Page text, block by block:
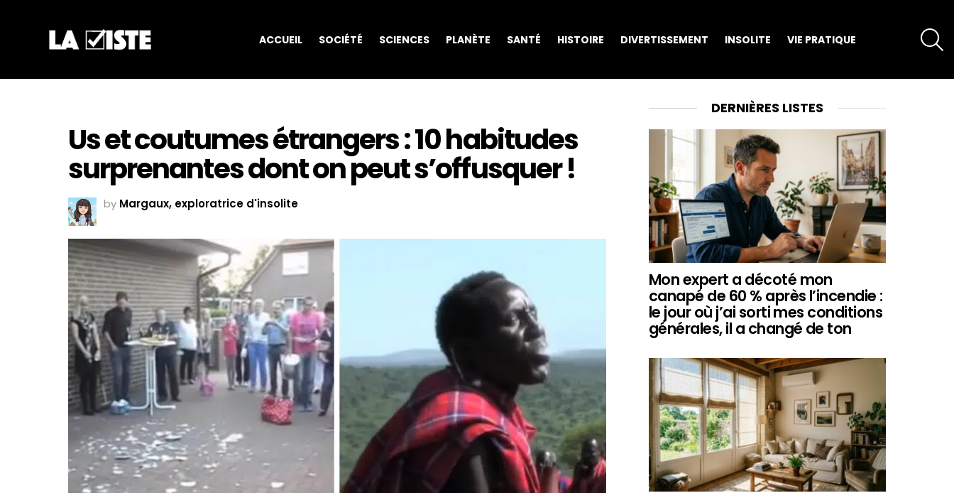
ACCUEIL SOCIÉTÉ SCIENCES PLANÈTE SANTÉ HISTOIRE DIVERTISSEMENT INSOLITE VIE PRATIQUE
Us et coutumes étrangers : 10 habitudes
surprenantes dont on peut s’offusquer !
by Margaux, exploratrice d'insolite
DERNIÈRES LISTES
Mon expert a décoté mon
canapé de 60 % après l’incendie :
le jour où j’ai sorti mes conditions
générales, il a changé de ton